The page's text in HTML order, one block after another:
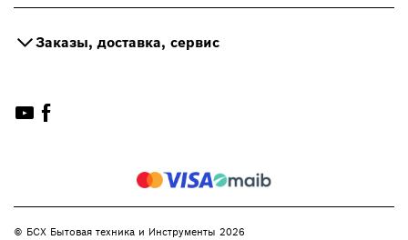
Заказы, доставка, сервис
© БСХ Бытовая техника и Инструменты 2026